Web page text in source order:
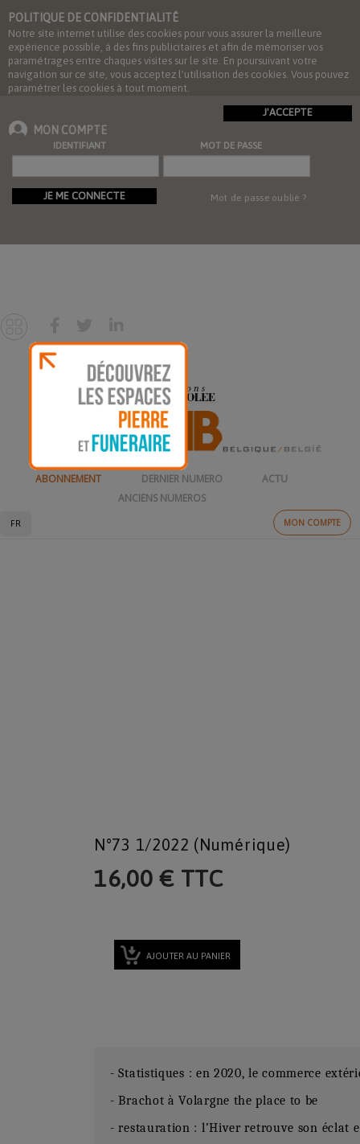
POLITIQUE DE CONFIDENTIALITÉ
Notre site internet utilise des cookies pour vous assurer la meilleure
expérience possible, à des fins publicitaires et afin de mémoriser vos
paramétrages entre chaques visites sur le site. En poursuivant votre
navigation sur ce site, vous acceptez l'utilisation des cookies. Vous pouvez
paramétrer les cookies à tout moment.
J'ACCEPTE
MON COMPTE
IDENTIFIANT MOT DE PASSE
JE ME CONNECTE Mot de passe oublié ?
MON COMPTE
FR
ABONNEMENT DERNIER NUMERO
ACTU
ANCIENS NUMEROS
N°73 1/2022 (numérique)
16,00 € TTC
AJOUTER AU PANIER
- Statistiques : en 2020, le commerce
- Brachot à Volargne the place to be
- restauration : l’Hiver retrouve son éclat